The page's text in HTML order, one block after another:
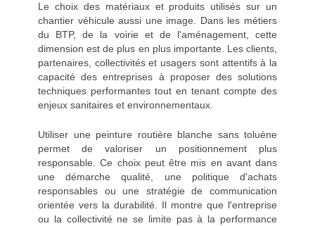
Le choix des matériaux et produits utilisés sur un
chantier véhicule aussi une image. Dans les métiers
du BTP, de la voirie et de l'aménagement, cette
dimension est de plus en plus importante. Les clients,
partenaires, collectivités et usagers sont attentifs à la
capacité des entreprises à proposer des solutions
techniques performantes tout en tenant compte des
enjeux sanitaires et environnementaux.
Utiliser une peinture routière blanche sans toluène
permet de valoriser un positionnement plus
responsable. Ce choix peut être mis en avant dans
une démarche qualité, une politique d'achats
responsables ou une stratégie de communication
orientée vers la durabilité. Il montre que l'entreprise
ou la collectivité ne se limite pas à la performance